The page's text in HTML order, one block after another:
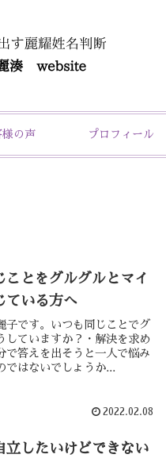
様の声 プロフィール
ことをグルグルとマイ
ている方へ
子です。いつも同じことでグ
していますか？・解決を求め
で答えを出そうと一人で悩み
ではないでしょうか...
2022.02.08
立したいけどできない